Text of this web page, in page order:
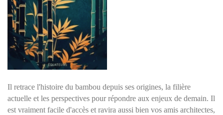
Il retrace l'histoire du bambou depuis ses origines, la filière
actuelle et les perspectives pour répondre aux enjeux de demain. Il
est vraiment facile d'accès et ravira aussi bien vos amis architectes,